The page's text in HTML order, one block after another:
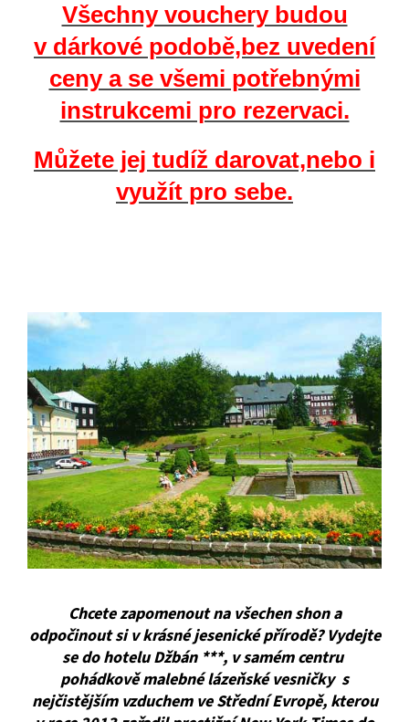
Všechny vouchery budou
v dárkové podobě,bez uvedení
ceny a se všemi potřebnými
instrukcemi pro rezervaci.
Můžete jej tudíž darovat,nebo i
využít pro sebe.
Chcete zapomenout na všechen shon a
odpočinout si v krásné jesenické přírodě? Vydejte
se do hotelu Džbán ***, v samém centru
pohádkově malebné lázeňské vesničky s
nejčistějším vzduchem ve Střední Evropě, kterou